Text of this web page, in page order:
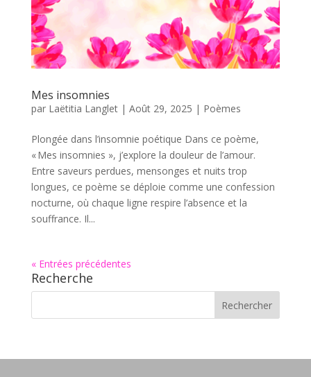
Mes insomnies
par Laëtitia Langlet| Août 29, 2025 | Poèmes
Plongée dans l’insomnie poétique Dans ce poème,
« Mes insomnies », j’explore la douleur de l’amour.
Entre saveurs perdues, mensonges et nuits trop
longues, ce poème se déploie comme une confession
nocturne, où chaque ligne respire l’absence et la
souffrance. Il...
« Entrées précédentes
Recherche